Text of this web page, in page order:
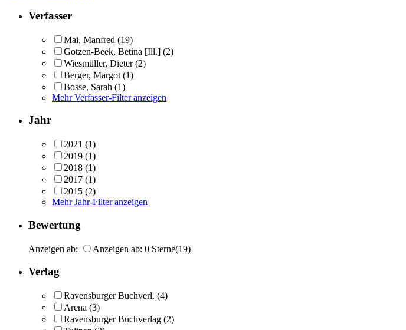
Verfasser
Mai, Manfred (19)
Gotzen-Beek, Betina [Ill.] (2)
Wiesmüller, Dieter (2)
Berger, Margot (1)
Bosse, Sarah (1)
Mehr Verfasser-Filter anzeigen
Jahr
2021 (1)
2019 (1)
2018 (1)
2017 (1)
2015 (2)
Mehr Jahr-Filter anzeigen
Bewertung
Anzeigen ab: Anzeigen ab: 0 Sterne(19)
Verlag
Ravensburger Buchverl. (4)
Arena (3)
Ravensburger Buchverlag (2)